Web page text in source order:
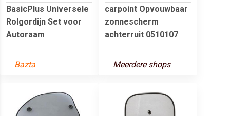
BasicPlus Universele
Rolgordijn Set voor
Autoraam
Bazta
carpoint Opvouwbaar
zonnescherm
achterruit 0510107
Meerdere shops